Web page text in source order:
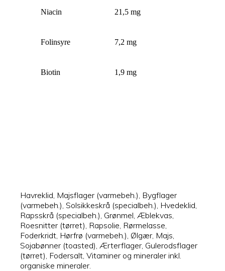
Niacin 21,5 mg
Folinsyre 7,2 mg
Biotin 1,9 mg
Havreklid, Majsflager (varmebeh.), Bygflager
(varmebeh.), Solsikkeskrå (specialbeh.), Hvedeklid,
Rapsskrå (specialbeh.), Grønmel, Æblekvas,
Roesnitter (tørret), Rapsolie, Rørmelasse,
Foderkridt, Hørfrø (varmebeh.), Ølgær, Majs,
Sojabønner (toasted), Ærterflager, Gulerodsflager
(tørret), Fodersalt, Vitaminer og mineraler inkl.
organiske mineraler.